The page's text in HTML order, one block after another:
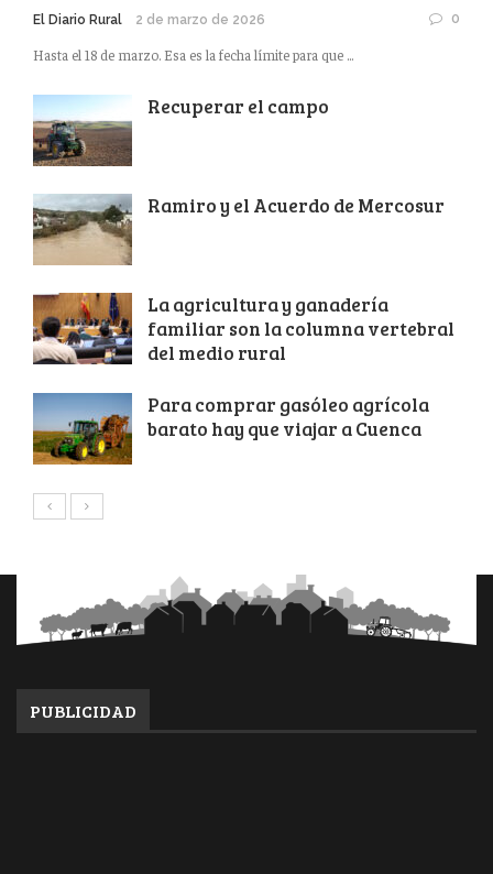
El Diario Rural 2 de marzo de 2026 0
Hasta el 18 de marzo. Esa es la fecha límite para que ...
Recuperar el campo
Ramiro y el Acuerdo de Mercosur
La agricultura y ganadería
familiar son la columna vertebral
del medio rural
Para comprar gasóleo agrícola
barato hay que viajar a Cuenca
PUBLICIDAD